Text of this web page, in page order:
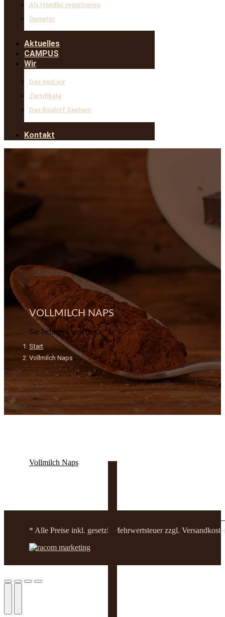
Als Händler registrieren
Demeter
Aktuelles
CAMPUS
Wir
Das sind wir
Zertifikate
Das Biodorf Seeham
Kontakt
VOLLMILCH NAPS
Sie befinden sich hier:
Start
Vollmilch Naps
Vollmilch Naps
* Alle Preise inkl. gesetzl. Mehrwertsteuer zzgl.